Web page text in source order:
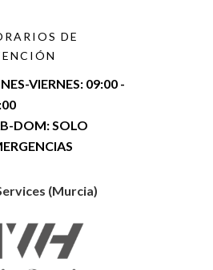
DE
VIERNES: 09:00 -
DOM: SOLO
(Murcia)